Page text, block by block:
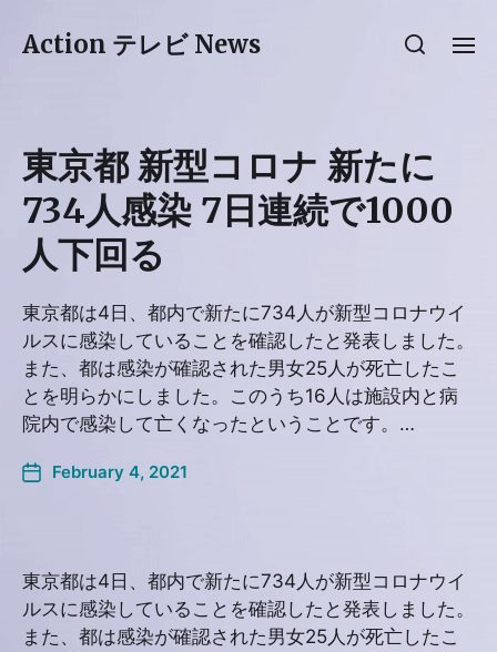
Action テレビ News
東京都 新型コロナ 新たに
734人感染 7日連続で1000
人下回る
東京都は4日、都内で新たに734人が新型コロナウイ
ルスに感染していることを確認したと発表しました。
また、都は感染が確認された男女25人が死亡したこ
とを明らかにしました。このうち16人は施設内と病
院内で感染して亡くなったということです。…
February 4, 2021
東京都は4日、都内で新たに734人が新型コロナウイ
ルスに感染していることを確認したと発表しました。
また、都は感染が確認された男女25人が死亡したこ